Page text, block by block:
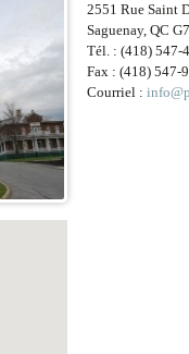
2551 Rue Saint
Saguenay, QC
Tél. : (418) 547-
Fax : (418) 547-
Courriel :